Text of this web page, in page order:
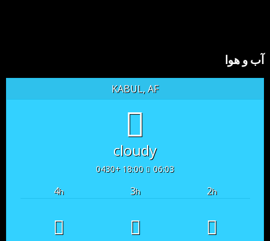
آب و هوا
KABUL, AF
cloudy
06:03
18:00 +0430
2h
3h
4h